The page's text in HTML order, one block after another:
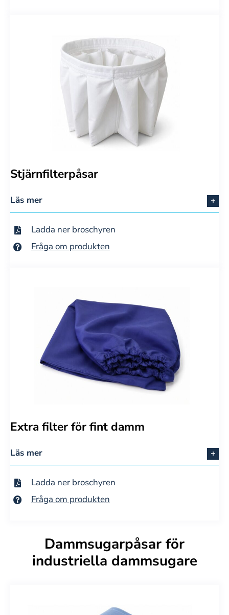
Stjärnfilterpåsar
Läs mer
Ladda ner broschyren
Fråga om produkten
Extra filter för fint damm
Läs mer
Ladda ner broschyren
Fråga om produkten
Dammsugarpåsar för
industriella dammsugare